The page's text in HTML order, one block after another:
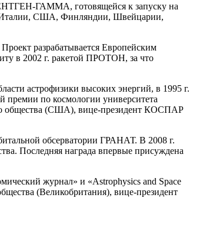
ГАММА, готовящейся к запуску на
Италии, США, Финляндии, Швейцарии,
разрабатывается Европейским
в 2002 г. ракетой ПРОТОН, за что
астрофизики высоких энергий, в 1995 г.
премии по космологии университета
общества (США), вице-президент КОСПАР
обсерватории ГРАНАТ. В 2008 г.
Последняя награда впервые присуждена
журнал» и «Astrophysics and Space
(Великобритания), вице-президент